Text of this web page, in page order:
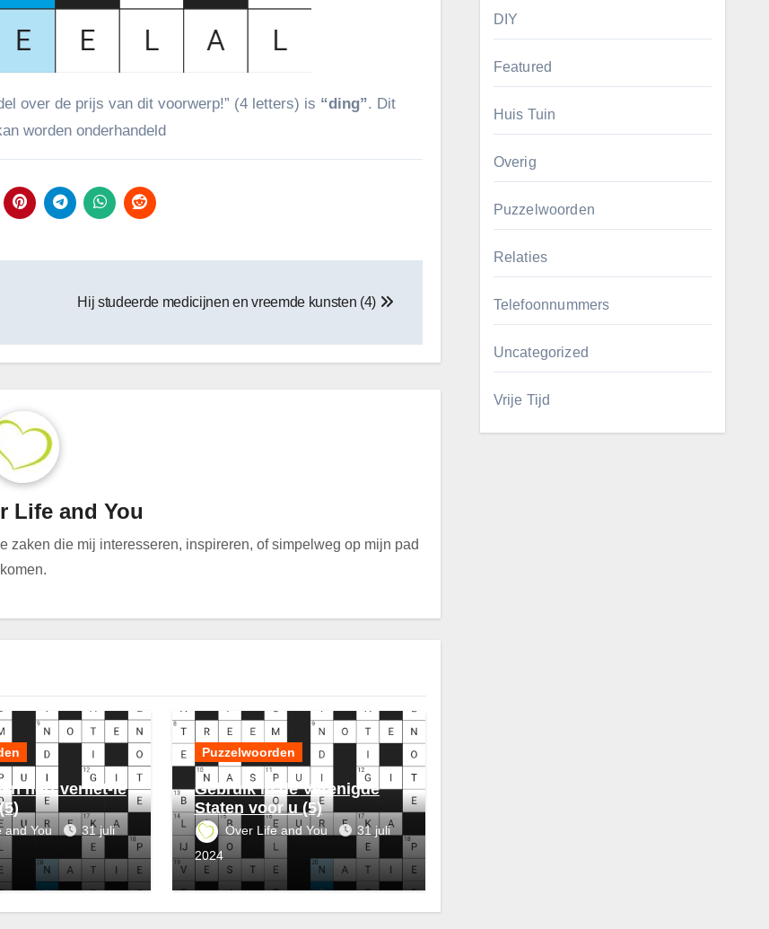
over de prijs van dit voorwerp!” (4 letters) is “ding”. Dit
worden onderhandeld​
Hij studeerde medicijnen en vreemde kunsten (4)
Life and You
zaken die mij interesseren, inspireren, of simpelweg op mijn pad
komen.
hert verliet-ie
and You
31 juli
Puzzelwoorden
Gebruik in de Verenigde
Staten voor u (5)
Over Life and You
31 juli
2024
DIY
Featured
Huis Tuin
Overig
Puzzelwoorden
Relaties
Telefoonnummers
Uncategorized
Vrije Tijd